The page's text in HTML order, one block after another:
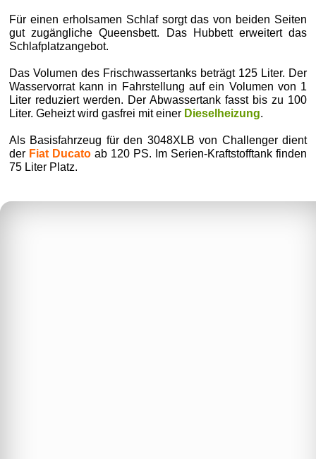
Für einen erholsamen Schlaf sorgt das von beiden Seiten
gut zugängliche Queensbett. Das Hubbett erweitert das
Schlafplatzangebot.
Das Volumen des Frischwassertanks beträgt 125 Liter. Der
Wasservorrat kann in Fahrstellung auf ein Volumen von 1
Liter reduziert werden. Der Abwassertank fasst bis zu 100
Liter. Geheizt wird gasfrei mit einer Dieselheizung.
Als Basisfahrzeug für den 3048XLB von Challenger dient
der Fiat Ducatoab 120 PS. Im Serien-Kraftstofftank finden
75 Liter Platz.